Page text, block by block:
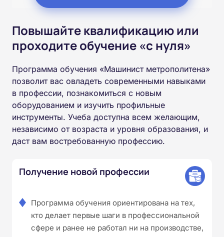
Повышайте квалификацию или
проходите обучение «с нуля»
Программа обучения «Машинист метрополитена»
позволит вас овладеть современными навыками
в профессии, познакомиться с новым
оборудованием и изучить профильные
инструменты. Учеба доступна всем желающим,
независимо от возраста и уровня образования, и
даст вам востребованную профессию.
Получение новой профессии
Программа обучения ориентирована на тех,
кто делает первые шаги в профессиональной
сфере и ранее не работал ни на производстве,